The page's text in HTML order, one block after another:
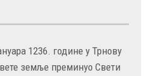
1236. године у Трнову
земље преминуо Свети